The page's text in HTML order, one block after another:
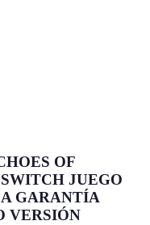
OF
JUEGO
GARANTÍA
VERSIÓN